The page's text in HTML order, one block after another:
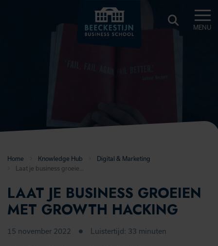
MENU
Home Knowledge Hub
Digital & Marketing
Laat je business groeien met Growth Hacking
LAAT JE BUSINESS GROEIEN
MET GROWTH HACKING
15 november 2022 Luistertijd: 33 minuten